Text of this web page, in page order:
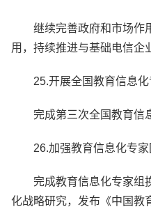
继续完善政府和市场作
用，持续推进与基础电信企
25.开展全国教育信息
完成第三次全国教育信
26.加强教育信息化专
完成教育信息化专家组
化战略研究，发布《中国教